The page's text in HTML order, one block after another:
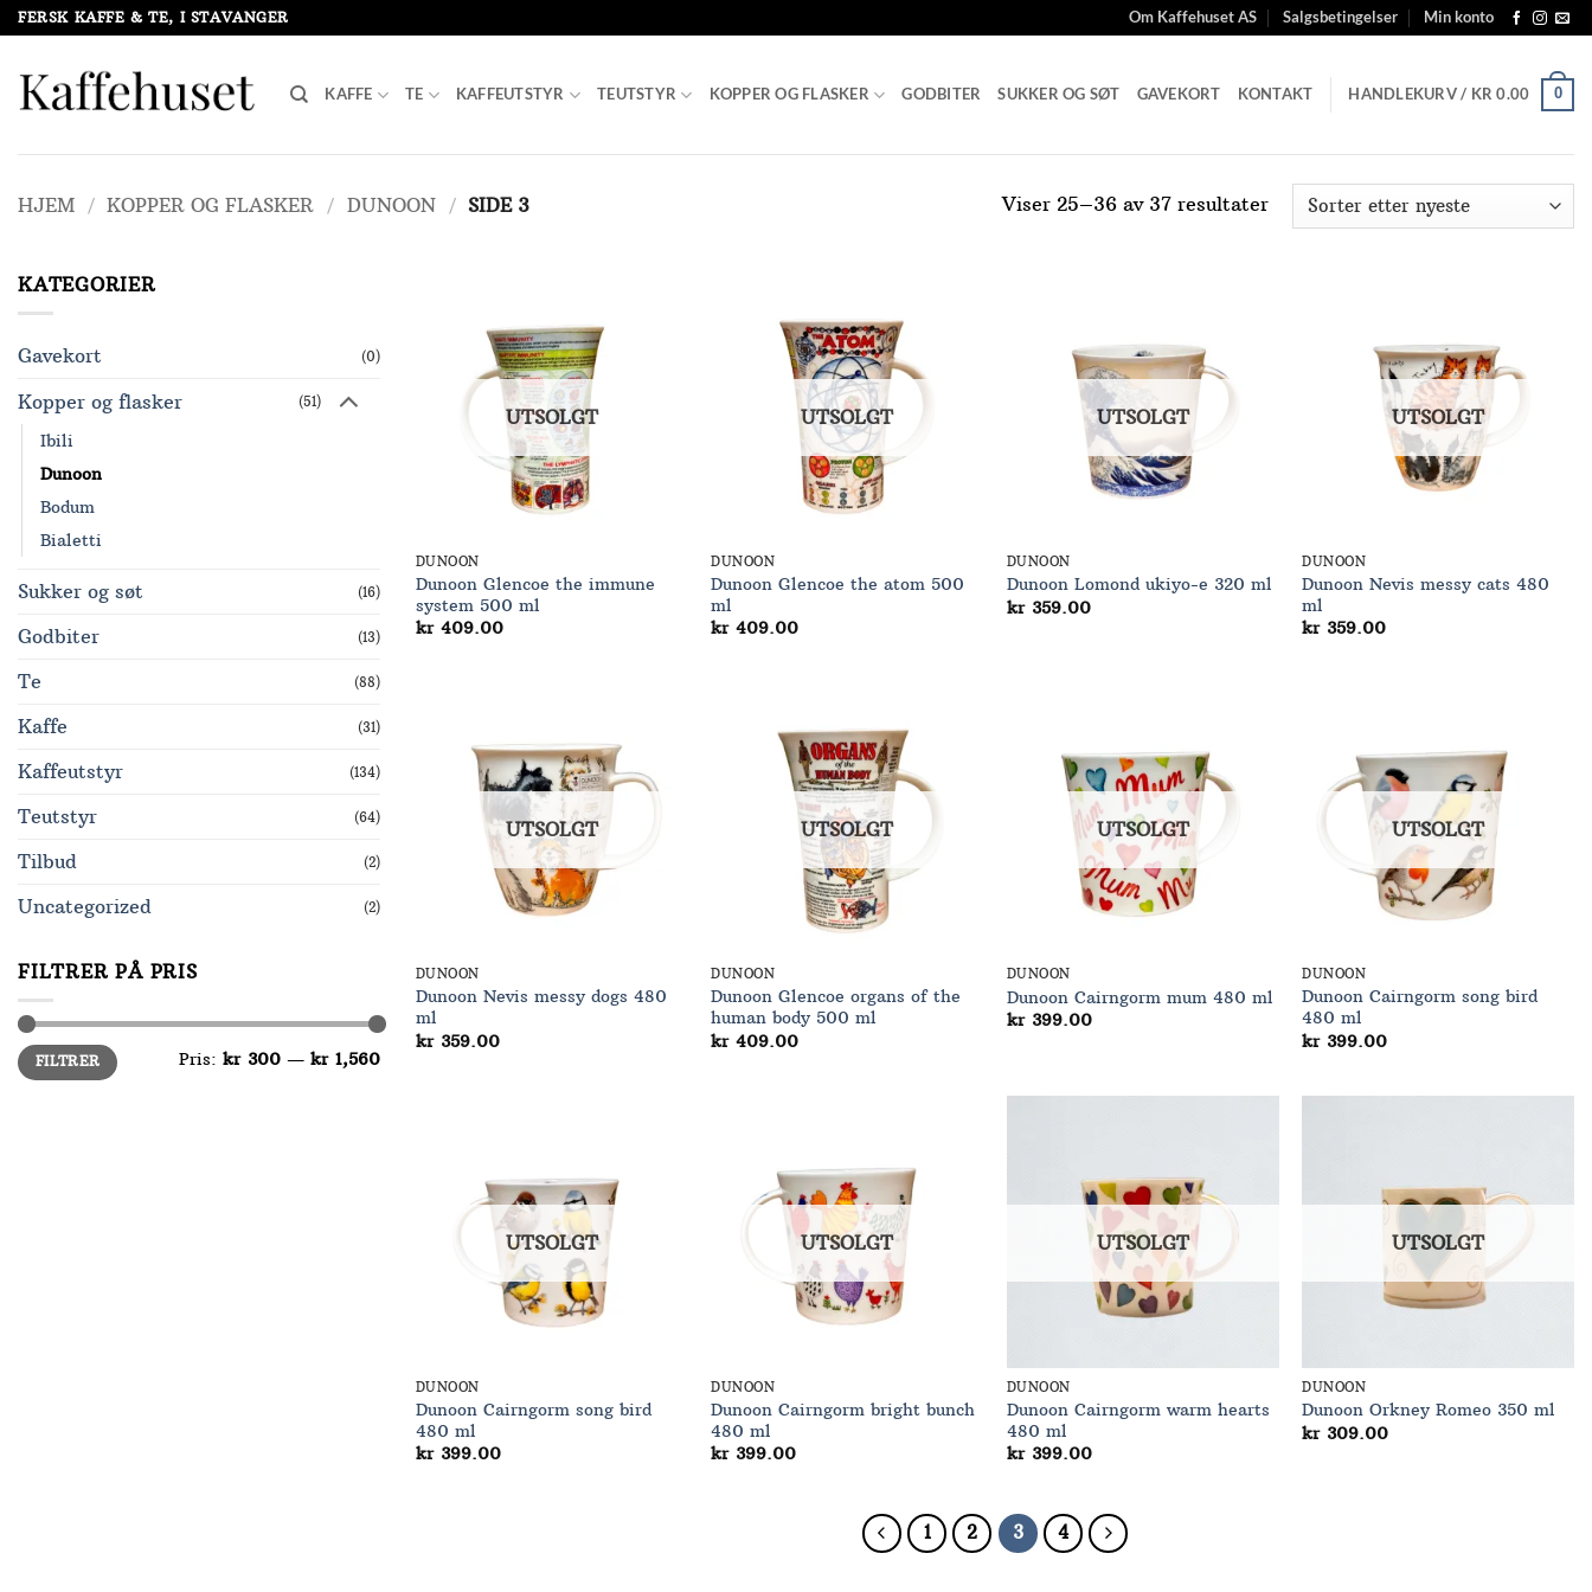
Skip
to
content
FERSK KAFFE & TE, I STAVANGER Om Kaffehuset AS Salgsbetingelser Min konto
KAFFE TE KAFFEUTSTYR TEUTSTYR KOPPER OG FLASKER GODBITER SUKKER OG SØT GAVEKORT KONTAKT HANDLEKURV / KR 0.00 0
HJEM / KOPPER OG FLASKER / DUNOON / SIDE 3 Viser 25–36 av 37 resultaterSortert
etter
KATEGORIER
Gavekort (0)
Kopper og flasker (51)
Ibili
Dunoon
Bodum
Bialetti
Sukker og søt (16)
Godbiter (13)
Te (88)
Kaffe (31)
Kaffeutstyr (134)
Teutstyr (64)
Tilbud (2)
Uncategorized (2)
FILTRER PÅ PRIS
Min.
pris
Makspris
FILTRER Pris: kr 300 — kr 1,560
UTSOLGT
DUNOON
Dunoon Glencoe the immune
system 500 ml
kr409.00
UTSOLGT
DUNOON
Dunoon Glencoe the atom 500
ml
kr409.00
UTSOLGT
DUNOON
Dunoon Lomond ukiyo-e 320 ml
kr359.00
UTSOLGT
DUNOON
Dunoon Nevis messy cats 480
ml
kr359.00
Add to
Wishlist
UTSOLGT
DUNOON
Dunoon Nevis messy dogs 480
ml
kr359.00
UTSOLGT
DUNOON
Dunoon Glencoe organs of the
human body 500 ml
kr409.00
Wishlist
UTSOLGT
DUNOON
Dunoon Cairngorm mum 480 ml
kr399.00
Wishlist
UTSOLGT
DUNOON
Dunoon Cairngorm song bird
480 ml
kr399.00
Wishlist
UTSOLGT
DUNOON
Dunoon Cairngorm song bird
480 ml
kr399.00
Wishlist
UTSOLGT
DUNOON
Dunoon Cairngorm bright bunch
480 ml
kr399.00
UTSOLGT
DUNOON
Dunoon Cairngorm warm hearts
480 ml
kr399.00
UTSOLGT
DUNOON
Dunoon Orkney Romeo 350 ml
kr309.00
1 2 3 4